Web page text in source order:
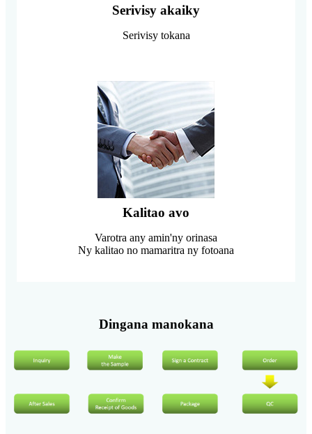
Serivisy akaiky
Serivisy tokana
Kalitao avo
Varotra any amin'ny orinasa
Ny kalitao no mamaritra ny fotoana
Dingana manokana